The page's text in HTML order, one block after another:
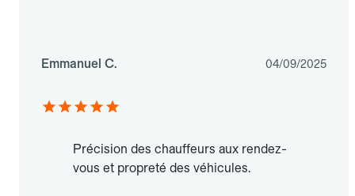
Emmanuel C. 04/09/2025
Précision des chauffeurs aux rendez-
vous et propreté des véhicules.